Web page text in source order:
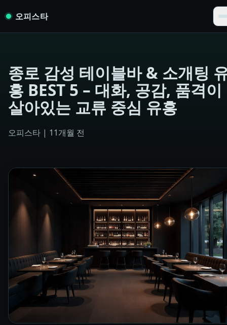
오피스타
종로 감성 테이블바 & 소개팅
흥 BEST 5 – 대화, 공감, 품격이
살아있는 교류 중심 유흥
오피스타 | 11개월 전